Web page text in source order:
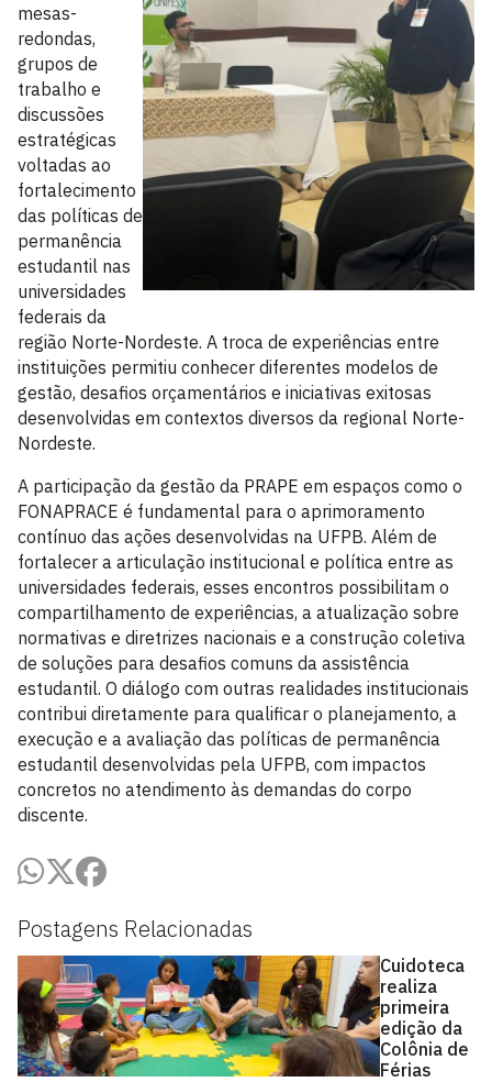
Postagens Relacionadas
Cuidoteca
realiza
primeira
edição da
Colônia de
Férias
mesas-
redondas,
grupos de
trabalho e
discussões
estratégicas
voltadas ao
fortalecimento
das políticas de
permanência
estudantil nas
universidades
federais da
região Norte-Nordeste. A troca de experiências entre
instituições permitiu conhecer diferentes modelos de
gestão, desafios orçamentários e iniciativas exitosas
desenvolvidas em contextos diversos da regional Norte-
Nordeste.
A participação da gestão da PRAPE em espaços como o
FONAPRACE é fundamental para o aprimoramento
contínuo das ações desenvolvidas na UFPB. Além de
fortalecer a articulação institucional e política entre as
universidades federais, esses encontros possibilitam o
compartilhamento de experiências, a atualização sobre
normativas e diretrizes nacionais e a construção coletiva
de soluções para desafios comuns da assistência
estudantil. O diálogo com outras realidades institucionais
contribui diretamente para qualificar o planejamento, a
execução e a avaliação das políticas de permanência
estudantil desenvolvidas pela UFPB, com impactos
concretos no atendimento às demandas do corpo
discente.